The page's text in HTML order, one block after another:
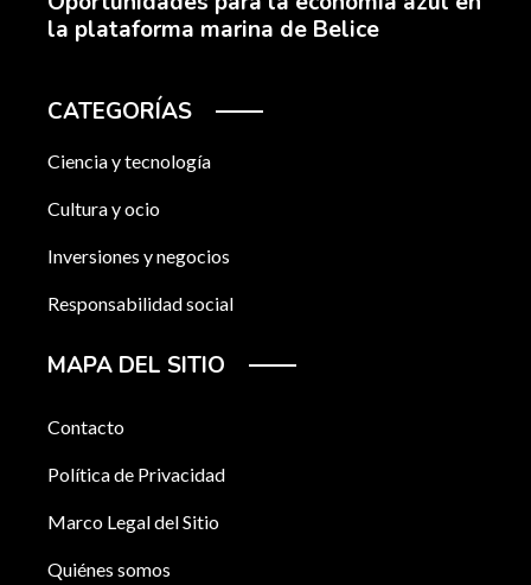
la plataforma marina de Belice
CATEGORÍAS
Ciencia y tecnología
Cultura y ocio
Inversiones y negocios
Responsabilidad social
MAPA DEL SITIO
Contacto
Política de Privacidad
Marco Legal del Sitio
Quiénes somos